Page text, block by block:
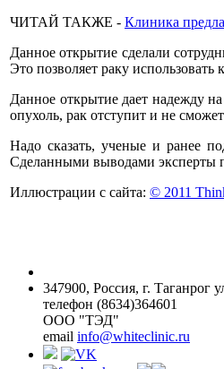
ЧИТАЙ ТАКЖЕ - Клиника
Данное открытие сделали
Это позволяет раку
Данное открытие дает надежду
опухоль, рак отступит и не
Надо сказать, ученые и ранее
Сделанными выводами эксперты
Иллюстрации с сайта: © 2011
347900, Россия, г. Таганрог
телефон (8634)364601
ООО "ТЭД"
email info@whiteclinic.ru